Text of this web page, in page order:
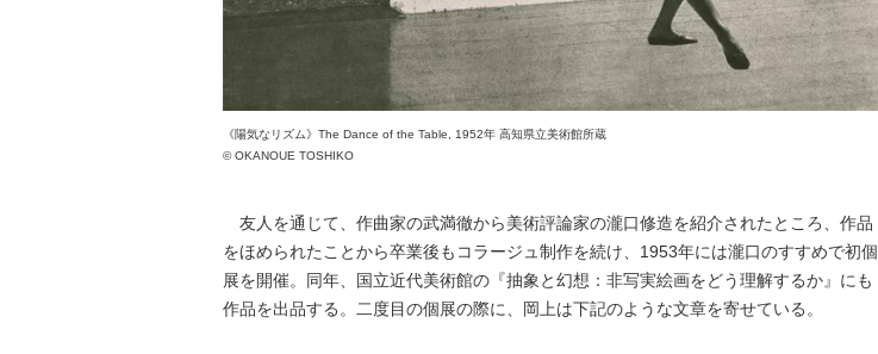
《陽気なリズム》The Dance of the Table, 1952年 高知県立美術館所蔵
© OKANOUE TOSHIKO
友人を通じて、作曲家の武満徹から美術評論家の瀧口修造を紹介されたところ、作品
をほめられたことから卒業後もコラージュ制作を続け、1953年には瀧口のすすめで初個
展を開催。同年、国立近代美術館の『抽象と幻想：非写実絵画をどう理解するか』にも
作品を出品する。二度目の個展の際に、岡上は下記のような文章を寄せている。